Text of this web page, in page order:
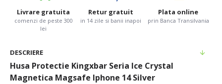
Livrare gratuita
comenzi de peste 300
lei
Retur gratuit
in 14 zile si banii inapoi
Plata online
prin Banca Transilvania
DESCRIERE
Husa Protectie Kingxbar Seria Ice Crystal
Magnetica Magsafe Iphone 14 Silver